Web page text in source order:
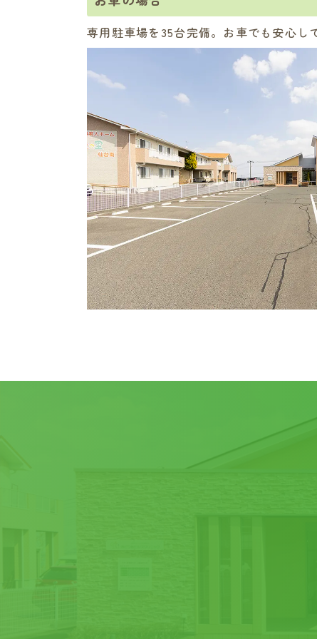
専用駐車場を35台完備。お車でも安心し